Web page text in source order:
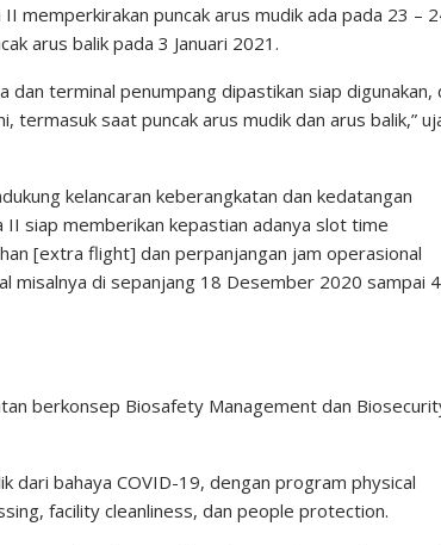
memperkirakan puncak arus mudik ada pada 23 –
arus balik pada 3 Januari 2021.
terminal penumpang dipastikan siap digunakan,
termasuk saat puncak arus mudik dan arus balik,”
kelancaran keberangkatan dan kedatangan
siap memberikan kepastian adanya slot time
[extra flight] dan perpanjangan jam operasional
misalnya di sepanjang 18 Desember 2020 sampai 4
berkonsep Biosafety Management dan
dari bahaya COVID-19, dengan program physical
facility cleanliness, dan people protection.